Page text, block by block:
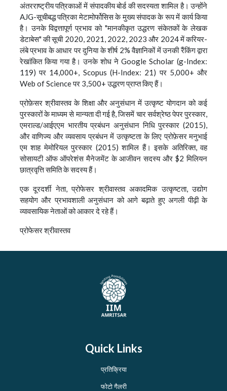
अंतरराष्ट्रीय पत्रिकाओं में संपादकीय बोर्ड की सदस्यता शामिल है। उन्होंने
AJG-सूचीबद्ध पत्रिका मेटामोर्फोसिस के मुख्य संपादक के रूप में कार्य किया
है। उनके विद्वत्तापूर्ण प्रभाव को "मानकीकृत उद्धरण संकेतकों के लेखक
डेटाबेस" की सूची 2020, 2021, 2022, 2023 और 2024 में करियर-
लंबे प्रभाव के आधार पर दुनिया के शीर्ष 2% वैज्ञानिकों में उनकी रैंकिंग द्वारा
रेखांकित किया गया है। उनके शोध ने Google Scholar (g-Index:
119) पर 14,000+, Scopus (H-Index: 21) पर 5,000+ और
Web of Science पर 3,500+ उद्धरण प्राप्त किए हैं।
प्रोफ़ेसर श्रीवास्तव के शिक्षा और अनुसंधान में उत्कृष्ट योगदान को कई
पुरस्कारों के माध्यम से मान्यता दी गई है, जिसमें चार सर्वश्रेष्ठ पेपर पुरस्कार,
एमराल्ड/आईएएम भारतीय प्रबंधन अनुसंधान निधि पुरस्कार (2015),
और वाणिज्य और व्यवसाय प्रबंधन में उत्कृष्टता के लिए प्रोफ़ेसर मनुभाई
एम शाह मेमोरियल पुरस्कार (2015) शामिल हैं। इसके अतिरिक्त, वह
सोसायटी ऑफ ऑपरेशंस मैनेजमेंट के आजीवन सदस्य और $2 मिलियन
छात्रवृत्ति समिति के सदस्य हैं।
एक दूरदर्शी नेता, प्रोफेसर श्रीवास्तव अकादमिक उत्कृष्टता, उद्योग
सहयोग और प्रभावशाली अनुसंधान को आगे बढ़ाते हुए अगली पीढ़ी के
व्यावसायिक नेताओं को आकार दे रहे हैं।
प्रोफेसर श्रीवास्तव
Quick Links
प्रतिक्रिया
फोटो गैलरी